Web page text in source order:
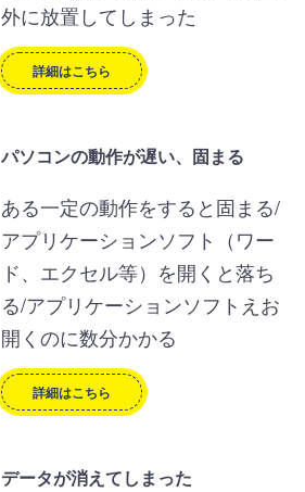
外に放置してしまった
詳細はこちら
パソコンの動作が遅い、固まる
ある一定の動作をすると固まる/
アプリケーションソフト（ワー
ド、エクセル等）を開くと落ち
る/アプリケーションソフトえお
開くのに数分かかる
詳細はこちら
データが消えてしまった